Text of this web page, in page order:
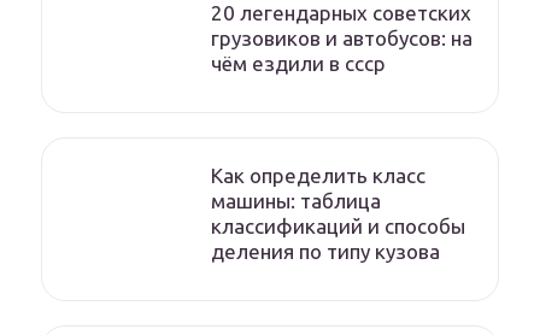
20 легендарных советских
грузовиков и автобусов: на
чём ездили в ссср
Как определить класс
машины: таблица
классификаций и способы
деления по типу кузова